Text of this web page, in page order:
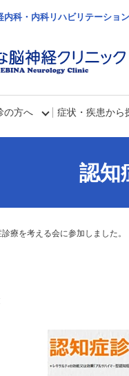
内科・内科リハビリテーショ
の方へ 症状・疾患から
認知
療を考える会に参加しました。